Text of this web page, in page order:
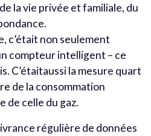
la vie privée et familiale, du
c’était non seulement
compteur intelligent – ce
C’étaitaussi la mesure quart
de la consommation
de celle du gaz.
régulière de données